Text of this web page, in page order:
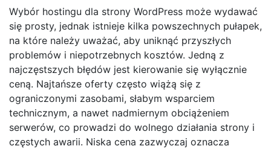
Wybór hostingu dla strony WordPress może wydawać
się prosty, jednak istnieje kilka powszechnych pułapek,
na które należy uważać, aby uniknąć przyszłych
problemów i niepotrzebnych kosztów. Jedną z
najczęstszych błędów jest kierowanie się wyłącznie
ceną. Najtańsze oferty często wiążą się z
ograniczonymi zasobami, słabym wsparciem
technicznym, a nawet nadmiernym obciążeniem
serwerów, co prowadzi do wolnego działania strony i
częstych awarii. Niska cena zazwyczaj oznacza